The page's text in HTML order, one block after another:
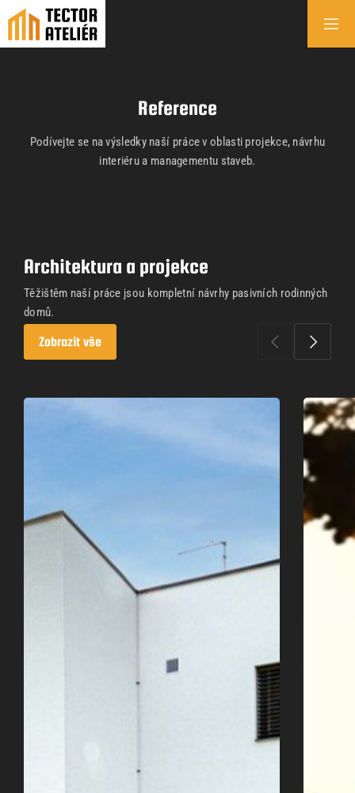
Reference
Podívejte se na výsledky naší práce v oblasti projekce, návrhu
interiéru a managementu staveb.
Architektura a projekce
Těžištěm naší práce jsou kompletní návrhy pasivních rodinných
domů.
Zobrazit vše